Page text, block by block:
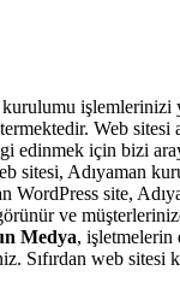
işlemlerinizi
Web
edinmek için bizi
sitesi, Adıyaman
site,
ve
Medya,
Sıfırdan web sitesi